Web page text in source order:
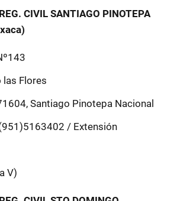
CIVIL SANTIAGO PINOTEPA
las Flores
Santiago Pinotepa Nacional
/ Extensión
V)